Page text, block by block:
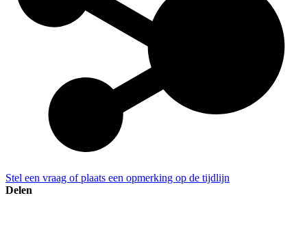
Stel een vraag of plaats een opmerking op de tijdlijn
Delen